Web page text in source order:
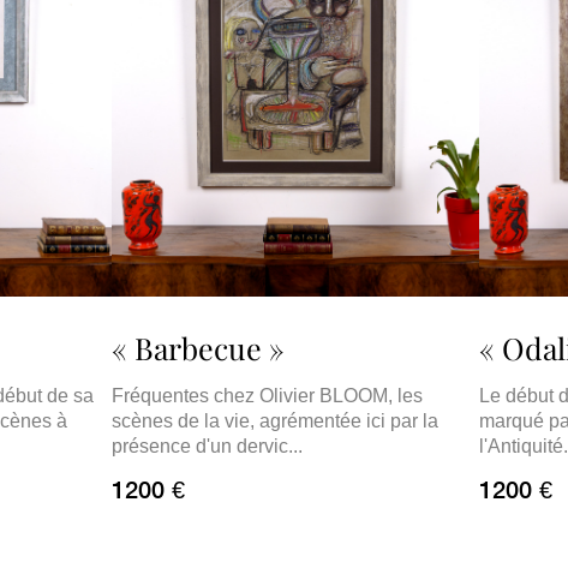
de sa
à
« Barbecue »
Fréquentes chez Olivier BLOOM, les
scènes de la vie, agrémentée ici par la
présence d'un dervic...
1200 €
«
Le début
marqué
1200 €